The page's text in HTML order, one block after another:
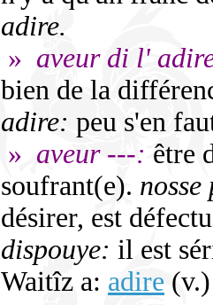
adire.
» aveur di l'
bien de la
adire: peu s'en
» aveur ---: être
soufrant(e).
désirer, est
dispouye: il est
Waitîz a: adire (v.)